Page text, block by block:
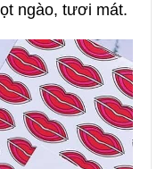
ngào, tươi mát.